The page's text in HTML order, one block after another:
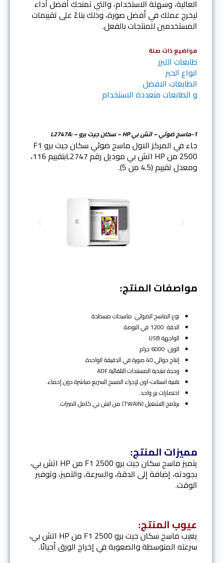
العالية، وسهلة الاستخدام، والتي تمنحك أفضل أداء
ليخرج عملك في أفضل صورة، وذلك بناءً على تقييمات
المستخدمين للمنتجات بالفعل.
مواضيع ذات صلة
طابعات الليزر
انواع الحبر
الطابعات الافضل
و الطابعات متعددة الاستخدام
1- ماسح ضوئي – اتش بي HP – سكان جيت برو – :L2747A
جاء في المركز الاول ماسح ضوئي سكان جيت برو F1
2500 من HP اتش بي موديل رقم L2747بتقييم 116،
ومعدل تقييم (4.5 من 5).
u
s
مواصفات المنتج:
نوع الماسح الضوئي: ماسحات مسطحة.
الدقة: 1200 في البوصة.
الواجهة:USB
الوزن: 6000 جرام.
إنتاج حوالي 40 صورة في الدقيقة الواحدة.
وحدة تغذية المستندات التلقائية ADF
تقنية انستانت-اون لإجراء المسح السريع مباشرة دون إحماء.
اختصارات بزر واحد.
برنامج التشغيل (TWAIN) من اتش بي كامل الميزات.
مميزات المنتج:
يتميز ماسح سكان جيت برو F1 2500 من HP اتش بي،
بجودته، إضافة إلى الدقة، والسرعة، والتميز، وتوفير
الوقت.
عيوب المنتج:
يعيب ماسح سكان جيت برو F1 2500 من HP اتش بي،
سرعته المتوسطة والصعوبة في إخراج الورق أحيانًا.